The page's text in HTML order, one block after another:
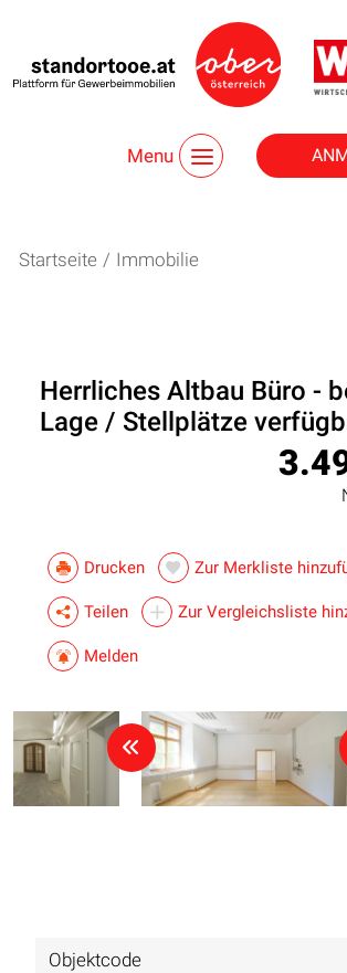
Menu
Startseite / Immobilie
Herrliches Altbau Büro -
Lage / Stellplätze
Drucken Zur Merkliste
Teilen Zur Vergleichsliste
Melden
Objektcode